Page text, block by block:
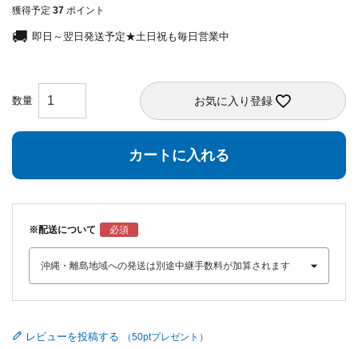
獲得予定 37 ポイント
即日～翌日発送予定★土日祝も毎日営業中
お気に入り登録
カートに入れる
※配送について
レビューを投稿する